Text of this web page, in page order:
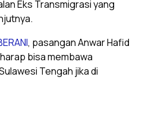
Eks Transmigrasi yang
, pasangan Anwar Hafid
bisa membawa
Tengah jika di